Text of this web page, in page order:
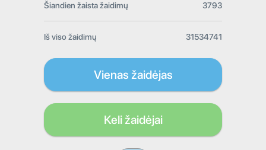
Šiandien žaista žaidimų 3793
Iš viso žaidimų 31534741
Vienas žaidėjas
Keli žaidėjai